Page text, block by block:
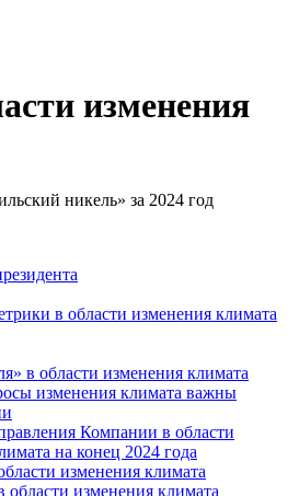
изменения
никель» за 2024 год
в области изменения климата
в области изменения климата
изменения климата важны
Компании в области
на конец 2024 года
изменения климата
области изменения климата